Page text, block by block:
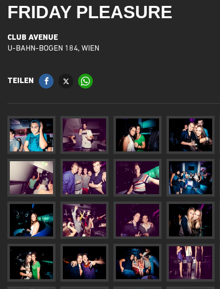
FRIDAY PLEASURE
CLUB AVENUE
U-BAHN-BOGEN 184, WIEN
TEILEN